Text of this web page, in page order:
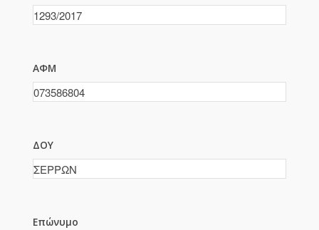
ΑΦΜ
ΔΟΥ
Επώνυμο